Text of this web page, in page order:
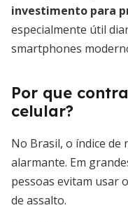
investimento para
especialmente útil
smartphones
Por que
celular?
No Brasil, o índice de
alarmante. Em
pessoas evitam usar
de assalto.